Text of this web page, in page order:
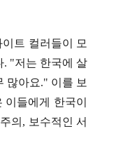
트 컬러들이 모
. "저는 한국에 살
많아요." 이를 보
들에게 한국이
의 , 보수적인 서